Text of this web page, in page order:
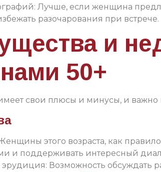
Лучше, если женщина
разочарования при встрече.
и
50+
свои плюсы и минусы, и важно
этого возраста, как
и поддерживать интересный
Возможность обсуждать